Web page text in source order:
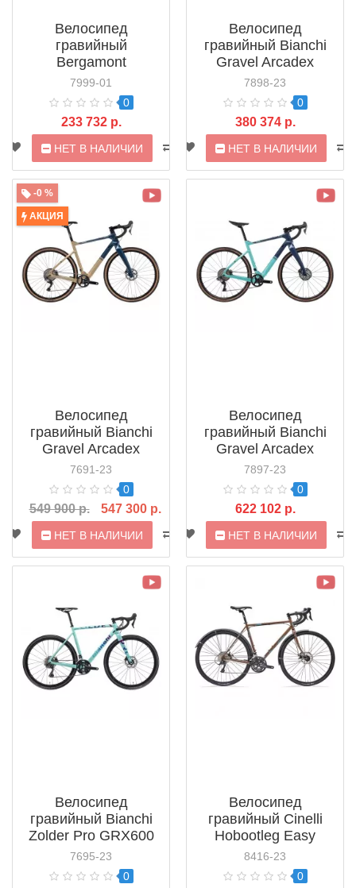
Велосипед
гравийный
Bergamont
Grandurance 8 (2021)
7999-01
0
233 732 р.
НЕТ В НАЛИЧИИ
Велосипед
гравийный Bianchi
Gravel Arcadex
GRX600 (2021)
7898-23
0
380 374 р.
НЕТ В НАЛИЧИИ
-0 %
АКЦИЯ
Велосипед
гравийный Bianchi
Gravel Arcadex
GRX810 Di2 (2021)
7691-23
0
549 900 р. 547 300 р.
НЕТ В НАЛИЧИИ
Велосипед
гравийный Bianchi
Gravel Arcadex
GRX815 Di2 (2021)
7897-23
0
622 102 р.
НЕТ В НАЛИЧИИ
Велосипед
гравийный Bianchi
Zolder Pro GRX600
CP Disc (2021)
7695-23
0
Велосипед
гравийный Cinelli
Hobootleg Easy
Travel Sora (2022)
8416-23
0